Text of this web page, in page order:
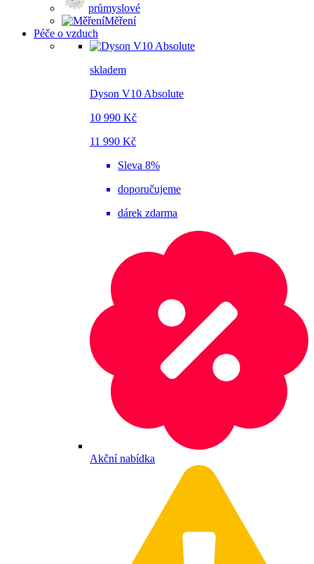
průmyslové
Měření
Péče o vzduch
skladem
Dyson V10 Absolute
10 990 Kč
11 990 Kč
Sleva 8%
doporučujeme
dárek zdarma
Akční nabídka